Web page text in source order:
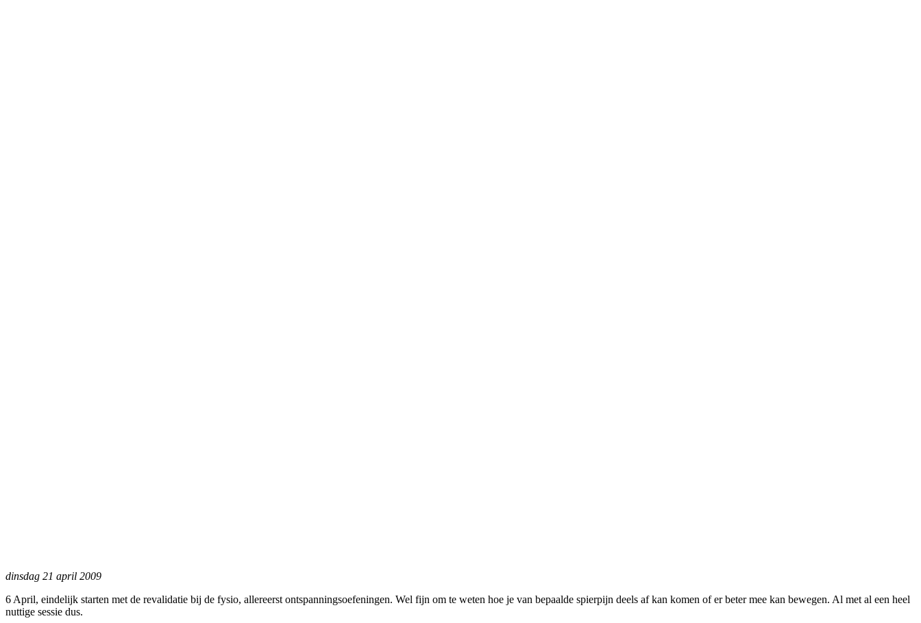
dinsdag 21 april 2009
6 April, eindelijk starten met de revalidatie bij de fysio, allereerst ontspanningsoefeningen. Wel fijn om te weten hoe je van bepaalde spierpijn deels af kan komen of er beter mee kan bewegen. Al met al een heel
nuttige sessie dus.